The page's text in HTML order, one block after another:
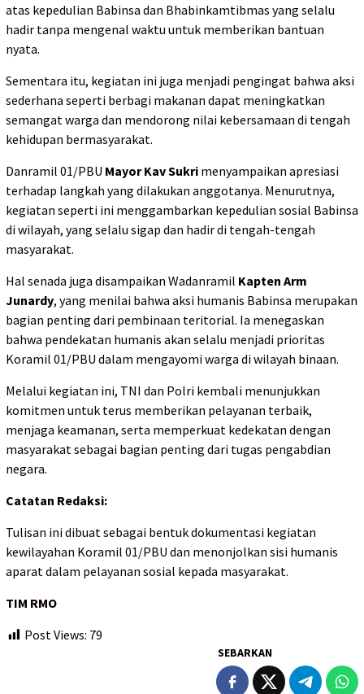
atas kepedulian Babinsa dan Bhabinkamtibmas yang selalu
hadir tanpa mengenal waktu untuk memberikan bantuan
nyata.
Sementara itu, kegiatan ini juga menjadi pengingat bahwa aksi
sederhana seperti berbagi makanan dapat meningkatkan
semangat warga dan mendorong nilai kebersamaan di tengah
kehidupan bermasyarakat.
Danramil 01/PBU Mayor Kav Sukri menyampaikan apresiasi
terhadap langkah yang dilakukan anggotanya. Menurutnya,
kegiatan seperti ini menggambarkan kepedulian sosial Babinsa
di wilayah, yang selalu sigap dan hadir di tengah-tengah
masyarakat.
Hal senada juga disampaikan Wadanramil Kapten Arm
Junardy, yang menilai bahwa aksi humanis Babinsa merupakan
bagian penting dari pembinaan teritorial. Ia menegaskan
bahwa pendekatan humanis akan selalu menjadi prioritas
Koramil 01/PBU dalam mengayomi warga di wilayah binaan.
Melalui kegiatan ini, TNI dan Polri kembali menunjukkan
komitmen untuk terus memberikan pelayanan terbaik,
menjaga keamanan, serta memperkuat kedekatan dengan
masyarakat sebagai bagian penting dari tugas pengabdian
negara.
Catatan Redaksi:
Tulisan ini dibuat sebagai bentuk dokumentasi kegiatan
kewilayahan Koramil 01/PBU dan menonjolkan sisi humanis
aparat dalam pelayanan sosial kepada masyarakat.
TIM RMO
Post Views: 79
SEBARKAN